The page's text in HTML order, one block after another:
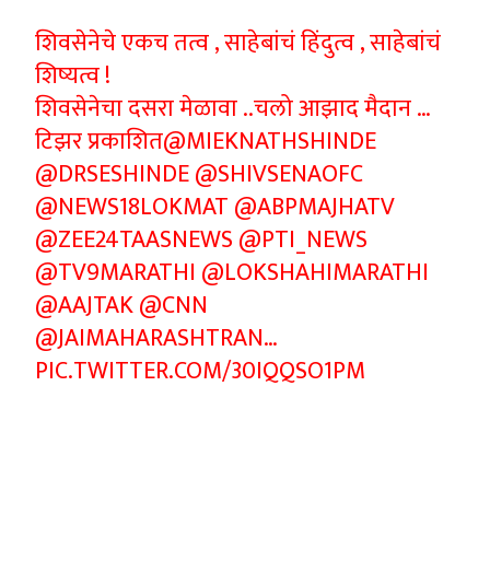
शिवसेनेचे एकच तत्व , साहेबांचं हिंदुत्व , साहेबांचं
शिष्यत्व !
शिवसेनेचा दसरा मेळावा ..चलो आझाद मैदान …
टिझर प्रकाशित@MIEKNATHSHINDE
@DRSESHINDE@SHIVSENAOFC
@NEWS18LOKMAT@ABPMAJHATV
@ZEE24TAASNEWS@PTI_NEWS
@TV9MARATHI @LOKSHAHIMARATHI
@AAJTAK@CNN
@JAIMAHARASHTRAN…
PIC.TWITTER.COM/30IQQSO1PM